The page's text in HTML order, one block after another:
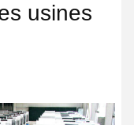
usines